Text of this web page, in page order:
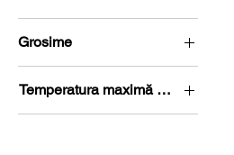
Ø 5-10 mm
Grosime
G 0-5 mm
Temperatura maximă de lucru
80 °C